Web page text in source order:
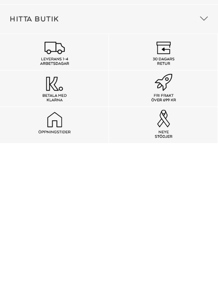
HITTA BUTIK